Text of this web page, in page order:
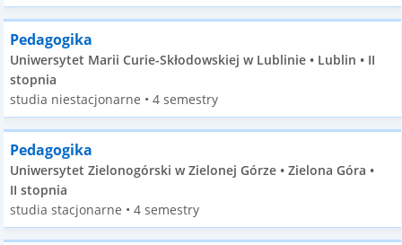
Pedagogika
Uniwersytet Marii Curie-Skłodowskiej w Lublinie • Lublin • II
stopnia
studia niestacjonarne • 4 semestry
Pedagogika
Uniwersytet Zielonogórski w Zielonej Górze • Zielona Góra •
II stopnia
studia stacjonarne • 4 semestry